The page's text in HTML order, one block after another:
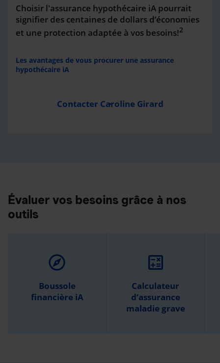
Choisir l'assurance hypothécaire iA pourrait
signifier des centaines de dollars d’économies
et une protection adaptée à vos besoins!2
Les avantages de vous procurer une assurance
hypothécaire iA
Contacter Caroline Girard
Évaluer vos besoins grâce à nos
outils
explore
Boussole
financière iA
calculate
Calculateur
d’assurance
maladie grave